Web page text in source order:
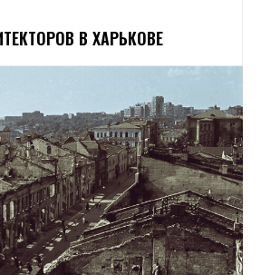
В ХАРЬКОВЕ